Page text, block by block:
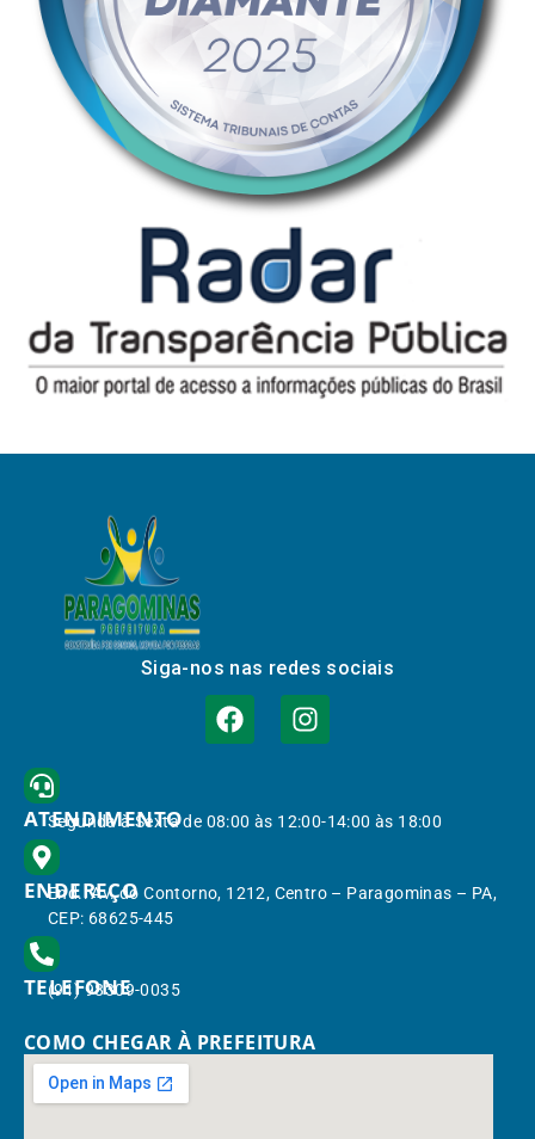
Siga-nos nas redes sociais
ATENDIMENTO
Segunda à Sexta de 08:00 às 12:00-14:00 às 18:00
ENDEREÇO
End.: Av. do Contorno, 1212, Centro – Paragominas – PA,
CEP: 68625-445
TELEFONE
(91) 98309-0035
COMO CHEGAR À PREFEITURA